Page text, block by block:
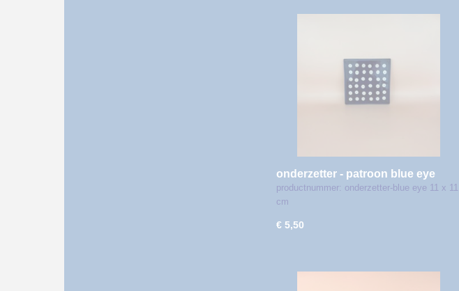
onderzetter - patroon blue eye
productnummer: onderzetter-blue eye 11 x 11
cm
€ 5,50